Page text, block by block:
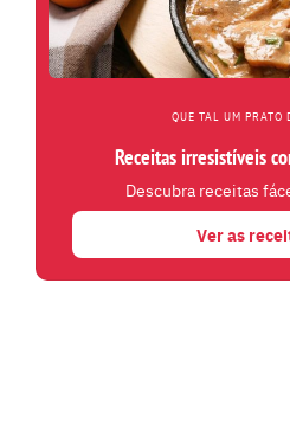
QUE TAL UM PRATO
Receitas irresistíveis
Descubra receitas
Ver as